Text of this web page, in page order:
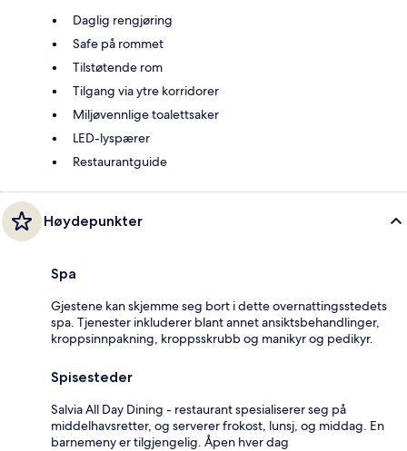
Daglig rengjøring
Safe på rommet
Tilstøtende rom
Tilgang via ytre korridorer
Miljøvennlige toalettsaker
LED-lyspærer
Restaurantguide
Høydepunkter
Spa
Gjestene kan skjemme seg bort i dette overnattingsstedets
spa. Tjenester inkluderer blant annet ansiktsbehandlinger,
kroppsinnpakning, kroppsskrubb og manikyr og pedikyr.
Spisesteder
Salvia All Day Dining - restaurant spesialiserer seg på
middelhavsretter, og serverer frokost, lunsj, og middag. En
barnemeny er tilgjengelig. Åpen hver dag